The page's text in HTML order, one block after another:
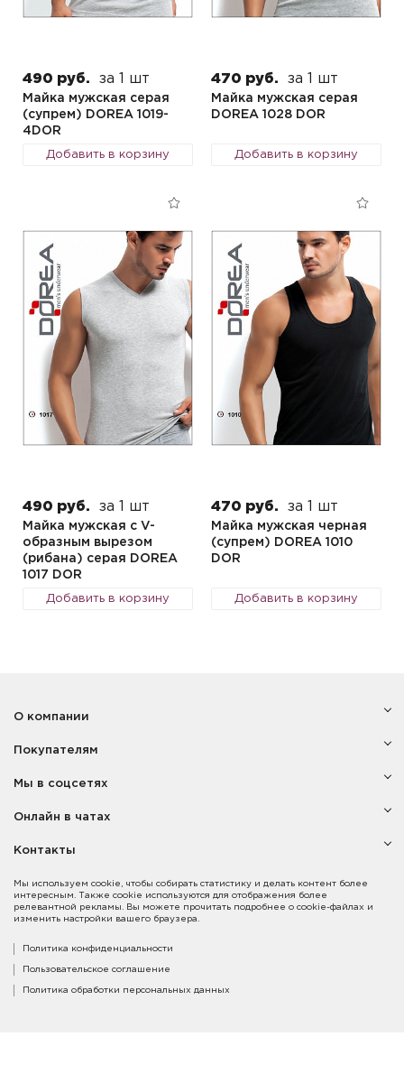
490 руб. за 1 шт
Майка мужская серая
(супрем) DOREA 1019-
4DOR
Добавить в корзину
470 руб. за 1 шт
Майка мужская серая
DOREA 1028 DOR
Добавить в корзину
490 руб. за 1 шт
Майка мужская с V-
образным вырезом
(рибана) серая DOREA
1017 DOR
Добавить в корзину
470 руб. за 1 шт
Майка мужская черная
(супрем) DOREA 1010
DOR
Добавить в корзину
Мы используем cookie, чтобы собирать статистику и делать контент более
интересным. Также cookie используются для отображения более
релевантной рекламы. Вы можете прочитать подробнее о cookie-файлах и
изменить настройки вашего браузера.
Политика конфиденциальности
Пользовательское соглашение
Политика обработки персональных данных
Покупателям
О компании
Мы в соцсетях
Онлайн в чатах
Контакты